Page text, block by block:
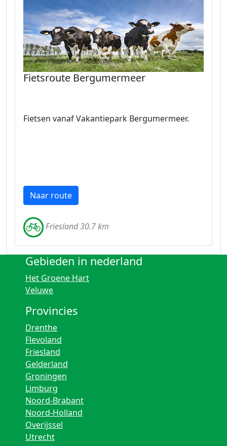
Fietsroute Bergumermeer
Fietsen vanaf Vakantiepark Bergumermeer.
Naar route
Friesland 30.7 km
Gebieden in nederland
Het Groene Hart
Veluwe
Provincies
Drenthe
Flevoland
Friesland
Gelderland
Groningen
Limburg
Noord-Brabant
Noord-Holland
Overijssel
Utrecht